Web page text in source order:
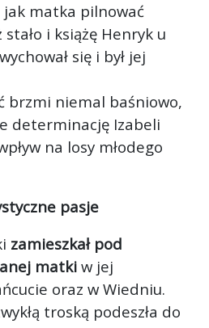
matka pilnować
i książę Henryk u
się i był jej
brzmi niemal baśniowo,
determinację Izabeli
na losy młodego
pasje
zamieszkał pod
matki w jej
oraz w Wiedniu.
troską podeszła do